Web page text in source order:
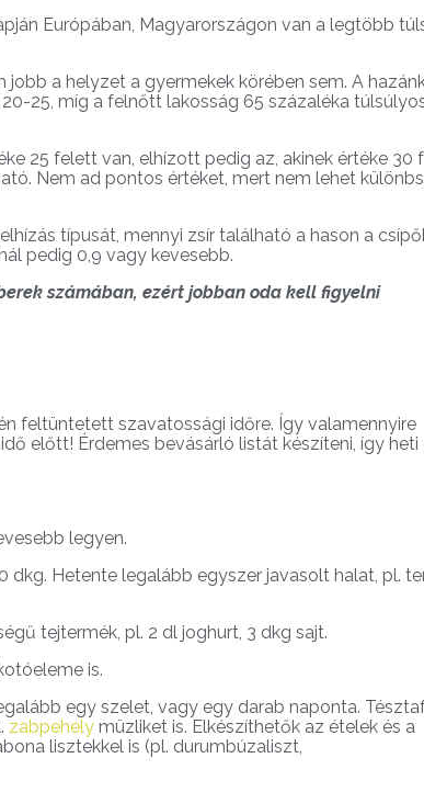
Európában, Magyarországon van a legtöbb
a helyzet a gyermekek körében sem. A
25, míg a felnőtt lakosság 65 százaléka
25 felett van, elhízott pedig az, akinek értéke 30
Nem ad pontos értéket, mert nem lehet
típusát, mennyi zsír található a hason a
pedig 0,9 vagy kevesebb.
számában, ezért jobban oda kell figyelni
feltüntetett szavatossági időre. Így valamennyire
előtt! Érdemes bevásárló listát készíteni, így heti
legyen.
Hetente legalább egyszer javasolt halat, pl.
tejtermék, pl. 2 dl joghurt, 3 dkg sajt.
is.
egy szelet, vagy egy darab naponta.
zabpehely müzliket is. Elkészíthetők az ételek és a
lisztekkel is (pl. durumbúzaliszt,